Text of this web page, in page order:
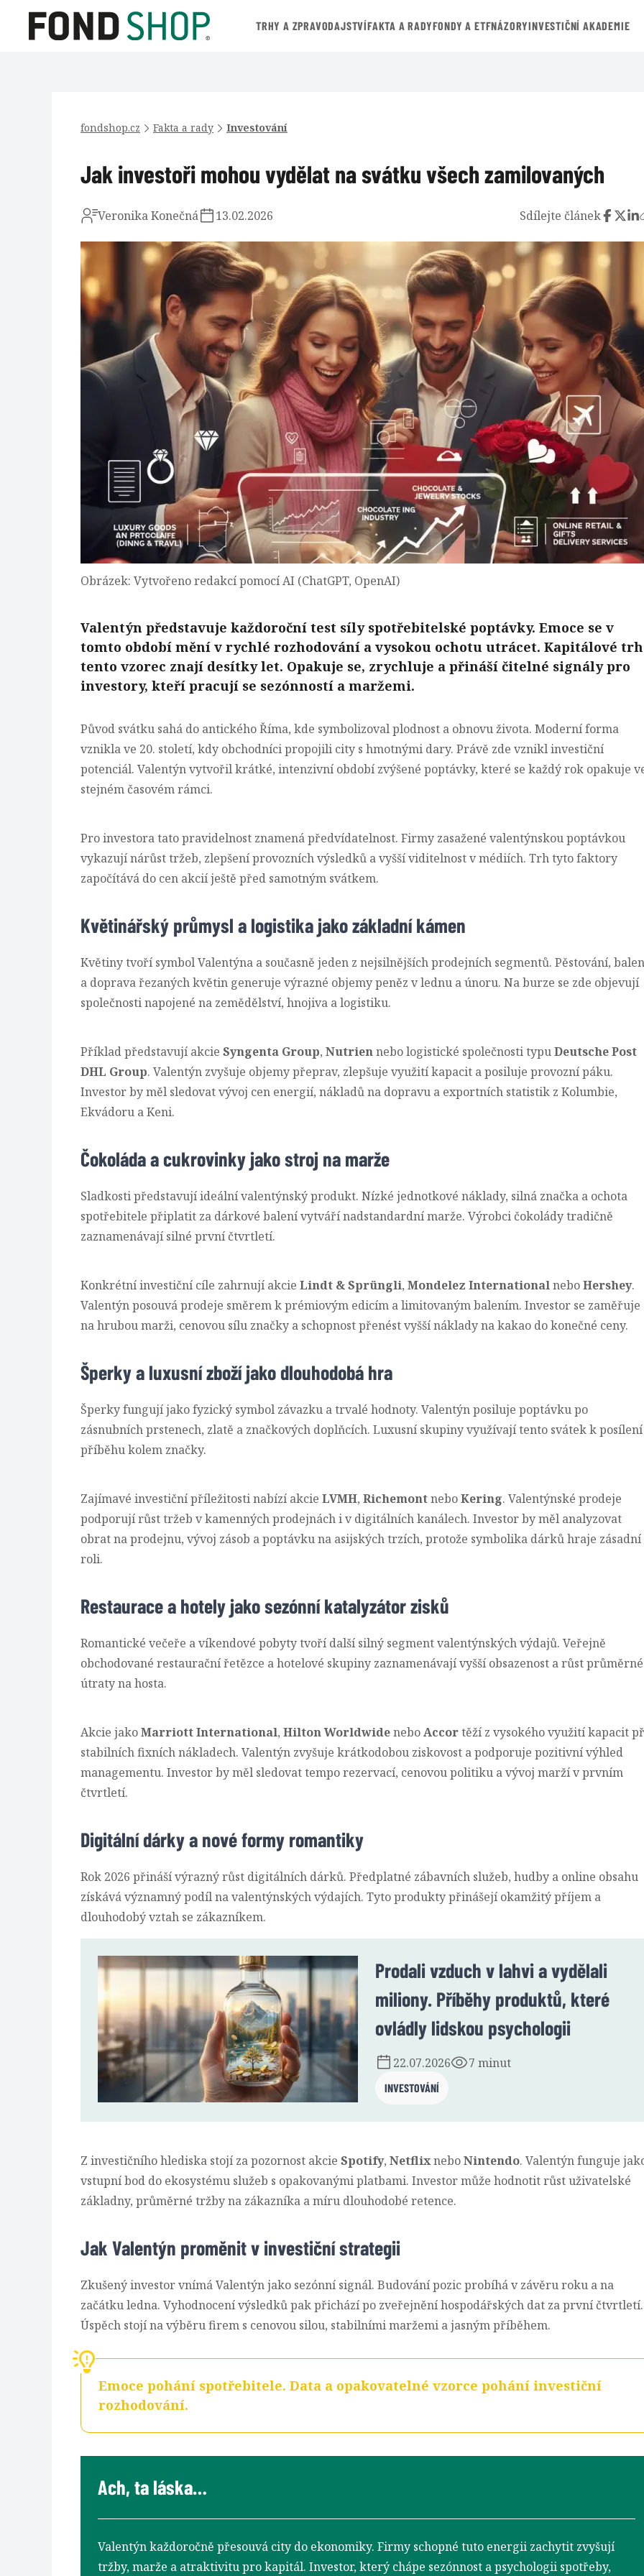
TRHY A ZPRAVODAJSTVÍFAKTA A RADYFONDY A ETFNÁZORYINVESTIČNÍ AKADEMIE
fondshop.cz Fakta a rady Investování
Jak investoři mohou vydělat na svátku všech zamilovaných
Veronika Konečná 13.02.2026 Sdílejte článek
Obrázek: Vytvořeno redakcí pomocí AI (ChatGPT, OpenAI)
Valentýn představuje každoroční test síly spotřebitelské poptávky. Emoce se v
tomto období mění v rychlé rozhodování a vysokou ochotu utrácet. Kapitálové
tento vzorec znají desítky let. Opakuje se, zrychluje a přináší čitelné signály pro
investory, kteří pracují se sezónností a maržemi.
Původ svátku sahá do antického Říma, kde symbolizoval plodnost a obnovu života. Moderní forma
vznikla ve 20. století, kdy obchodníci propojili city s hmotnými dary. Právě zde vznikl investiční
potenciál. Valentýn vytvořil krátké, intenzivní období zvýšené poptávky, které se každý rok opakuje
stejném časovém rámci.
Pro investora tato pravidelnost znamená předvídatelnost. Firmy zasažené valentýnskou poptávkou
vykazují nárůst tržeb, zlepšení provozních výsledků a vyšší viditelnost v médiích. Trh tyto faktory
započítává do cen akcií ještě před samotným svátkem.
Květinářský průmysl a logistika jako základní kámen
Květiny tvoří symbol Valentýna a současně jeden z nejsilnějších prodejních segmentů. Pěstování,
a doprava řezaných květin generuje výrazné objemy peněz v lednu a únoru. Na burze se zde objevují
společnosti napojené na zemědělství, hnojiva a logistiku.
Příklad představují akcie Syngenta Group, Nutriennebo logistické společnosti typuDeutsche Post
DHL Group. Valentýn zvyšuje objemy přeprav, zlepšuje využití kapacit a posiluje provozní páku.
Investor by měl sledovat vývoj cen energií, nákladů na dopravu a exportních statistik z Kolumbie,
Ekvádoru a Keni.
Čokoláda a cukrovinky jako stroj na marže
Sladkosti představují ideální valentýnský produkt. Nízké jednotkové náklady, silná značka a ochota
spotřebitele připlatit za dárkové balení vytváří nadstandardní marže. Výrobci čokolády tradičně
zaznamenávají silné první čtvrtletí.
Konkrétní investiční cíle zahrnují akcie Lindt & Sprüngli, Mondelez InternationalneboHershey.
Valentýn posouvá prodeje směrem k prémiovým edicím a limitovaným balením. Investor se zaměřuje
na hrubou marži, cenovou sílu značky a schopnost přenést vyšší náklady na kakao do konečné ceny.
Šperky a luxusní zboží jako dlouhodobá hra
Šperky fungují jako fyzický symbol závazku a trvalé hodnoty. Valentýn posiluje poptávku po
zásnubních prstenech, zlatě a značkových doplňcích. Luxusní skupiny využívají tento svátek k posílení
příběhu kolem značky.
Zajímavé investiční příležitosti nabízí akcie LVMH, RichemontneboKering. Valentýnské prodeje
podporují růst tržeb v kamenných prodejnách i v digitálních kanálech. Investor by měl analyzovat
obrat na prodejnu, vývoj zásob a poptávku na asijských trzích, protože symbolika dárků hraje zásadní
roli.
Restaurace a hotely jako sezónní katalyzátor zisků
Romantické večeře a víkendové pobyty tvoří další silný segment valentýnských výdajů. Veřejně
obchodované restaurační řetězce a hotelové skupiny zaznamenávají vyšší obsazenost a růst průměrné
útraty na hosta.
Akcie jakoMarriott International, Hilton WorldwideneboAccortěží z vysokého využití kapacit
stabilních fixních nákladech. Valentýn zvyšuje krátkodobou ziskovost a podporuje pozitivní výhled
managementu. Investor by měl sledovat tempo rezervací, cenovou politiku a vývoj marží v prvním
čtvrtletí.
Digitální dárky a nové formy romantiky
Rok 2026 přináší výrazný růst digitálních dárků. Předplatné zábavních služeb, hudby a online obsahu
získává významný podíl na valentýnských výdajích. Tyto produkty přinášejí okamžitý příjem a
dlouhodobý vztah se zákazníkem.
Prodali vzduch v lahvi a vydělali
miliony. Příběhy produktů, které
ovládly lidskou psychologii
INVESTOVÁNÍ
22.07.2026 7 minut
Z investičního hlediska stojí za pozornost akcie Spotify, NetflixneboNintendo. Valentýn funguje
vstupní bod do ekosystému služeb s opakovanými platbami. Investor může hodnotit růst uživatelské
základny, průměrné tržby na zákazníka a míru dlouhodobé retence.
Jak Valentýn proměnit v investiční strategii
Zkušený investor vnímá Valentýn jako sezónní signál. Budování pozic probíhá v závěru roku a na
začátku ledna. Vyhodnocení výsledků pak přichází po zveřejnění hospodářských dat za první čtvrtletí.
Úspěch stojí na výběru firem s cenovou silou, stabilními maržemi a jasným příběhem.
Emoce pohání spotřebitele. Data a opakovatelné vzorce pohání investiční
rozhodování.
Ach, ta láska…
Valentýn každoročně přesouvá city do ekonomiky. Firmy schopné tuto energii zachytit zvyšují
tržby, marže a atraktivitu pro kapitál. Investor, který chápe sezónnost a psychologii spotřeby,